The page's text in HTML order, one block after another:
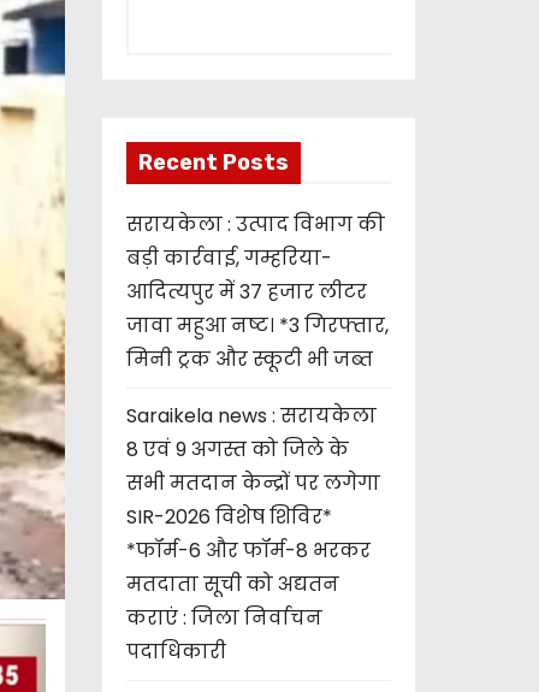
Recent Posts
सरायकेला : उत्पाद विभाग की
बड़ी कार्रवाई, गम्हरिया-
आदित्यपुर में 37 हजार लीटर
जावा महुआ नष्ट। *3 गिरफ्तार,
मिनी ट्रक और स्कूटी भी जब्त
Saraikela news : सरायकेला
8 एवं 9 अगस्त को जिले के
सभी मतदान केन्द्रों पर लगेगा
SIR-2026 विशेष शिविर*
*फॉर्म-6 और फॉर्म-8 भरकर
मतदाता सूची को अद्यतन
कराएं : जिला निर्वाचन
पदाधिकारी